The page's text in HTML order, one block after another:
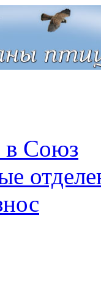
в Союз